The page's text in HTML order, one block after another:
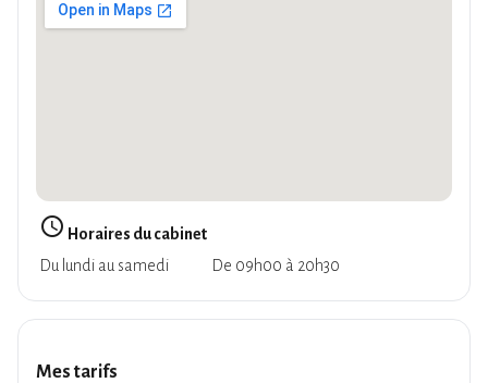
query_builder Horaires du cabinet
Du lundi au samedi
De 09h00 à 20h30
Mes tarifs